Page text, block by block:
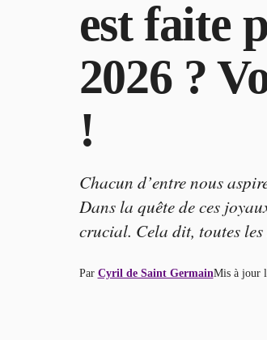
est faite
2026 ?
!
Chacun d’entre nous
Dans la quête de ces
crucial. Cela dit, toutes
Par Cyril de Saint GermainMis à jour